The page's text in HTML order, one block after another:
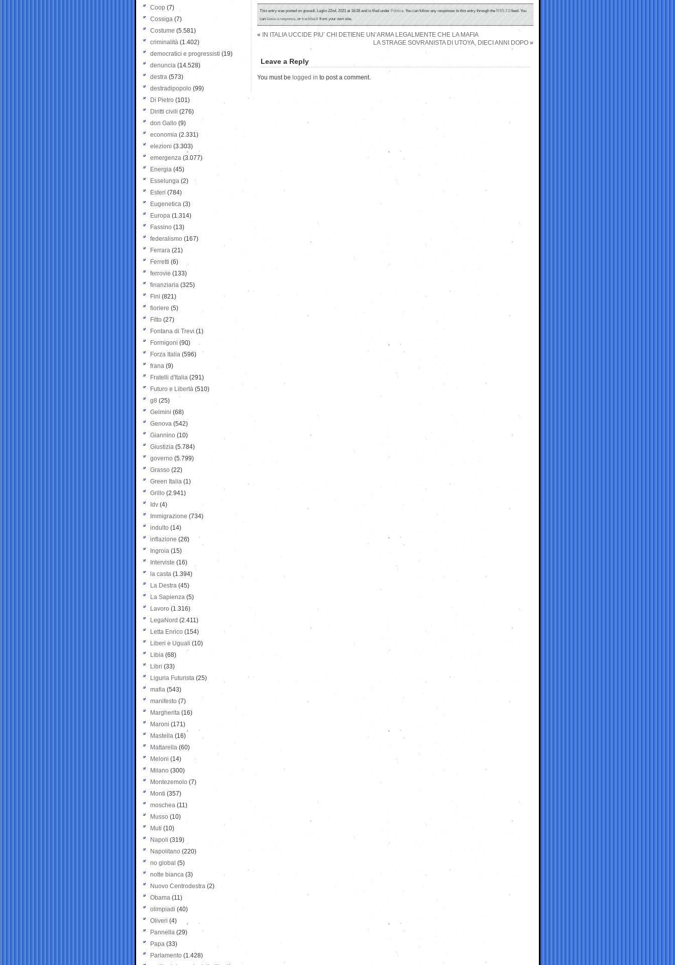
This entry was posted on giovedì, Luglio 22nd, 2021 at 16:38 and is filed underPolitica. You can follow any responses to this entry through theRSS 2.0feed. You
canleave a response, ortrackbackfrom your own site.
«
IN ITALIA UCCIDE PIU’ CHI DETIENE UN’ARMA LEGALMENTE CHE LA MAFIA
LA STRAGE SOVRANISTA DI UTOYA, DIECI ANNI DOPO »
Leave a Reply
You must be logged in to post a comment.
Coop (7)
Cossiga (7)
Costume (5.581)
criminalità (1.402)
democratici e progressisti (19)
denuncia (14.528)
destra (573)
destradipopolo (99)
Di Pietro (101)
Diritti civili (276)
don Gallo (9)
economia (2.331)
elezioni (3.303)
emergenza (3.077)
Energia (45)
Esselunga (2)
Esteri (784)
Eugenetica (3)
Europa (1.314)
Fassino (13)
federalismo (167)
Ferrara (21)
Ferretti (6)
ferrovie (133)
finanziaria (325)
Fini (821)
fioriere (5)
Fitto (27)
Fontana di Trevi (1)
Formigoni (90)
Forza Italia (596)
frana (9)
Fratelli d'Italia (291)
Futuro e Libertà (510)
g8 (25)
Gelmini (68)
Genova (542)
Giannino (10)
Giustizia (5.784)
governo (5.799)
Grasso (22)
Green Italia (1)
Grillo (2.941)
Idv (4)
Immigrazione (734)
indulto (14)
inflazione (26)
Ingroia (15)
Interviste (16)
la casta (1.394)
La Destra (45)
La Sapienza (5)
Lavoro (1.316)
LegaNord (2.411)
Letta Enrico (154)
Liberi e Uguali (10)
Libia (68)
Libri (33)
Liguria Futurista (25)
mafia (543)
manifesto (7)
Margherita (16)
Maroni (171)
Mastella (16)
Mattarella (60)
Meloni (14)
Milano (300)
Montezemolo (7)
Monti (357)
moschea (11)
Musso (10)
Muti (10)
Napoli (319)
Napolitano (220)
no global (5)
notte bianca (3)
Nuovo Centrodestra (2)
Obama (11)
olimpiadi (40)
Oliveri (4)
Pannella (29)
Papa (33)
Parlamento (1.428)